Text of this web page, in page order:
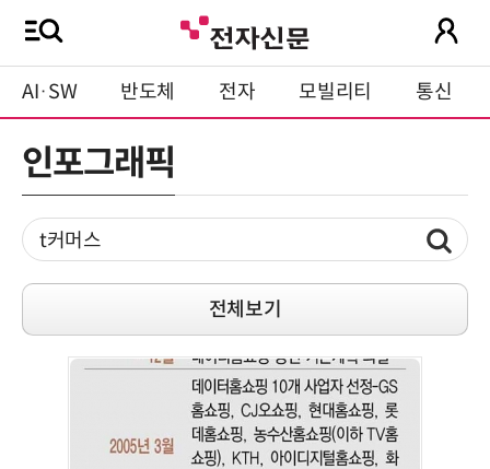
AI·SW 반도체 전자 모빌리티 통신
인포그래픽
전체보기